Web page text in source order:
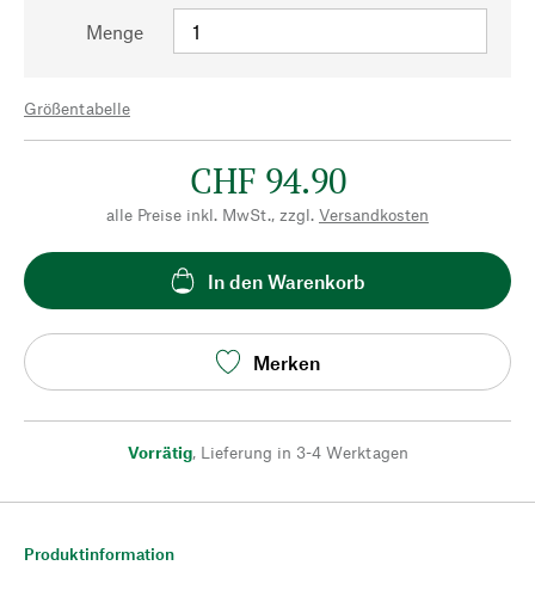
Menge
Größentabelle
CHF 94.90
alle Preise inkl. MwSt., zzgl. Versandkosten
In den Warenkorb
Merken
Vorrätig, Lieferung in 3-4 Werktagen
Produktinformation